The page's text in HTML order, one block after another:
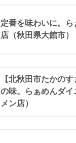
定番を味わいに。
店（秋田県大館市）
【北秋田市たかの
の味。らぁめんダ
メン店）